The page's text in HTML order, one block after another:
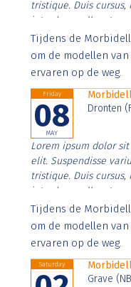
tristique. Duis
interdum nulla, ut
Aenean faucibus
imperdiet. Nunc ut
Tijdens de
om de modellen
ervaren op de weg.
Friday
08
MAY
Dronten
Lorem ipsum dolor
elit. Suspendisse
tristique. Duis
interdum nulla, ut
Aenean faucibus
imperdiet. Nunc ut
Tijdens de
om de modellen
ervaren op de weg.
Saturday
Grave